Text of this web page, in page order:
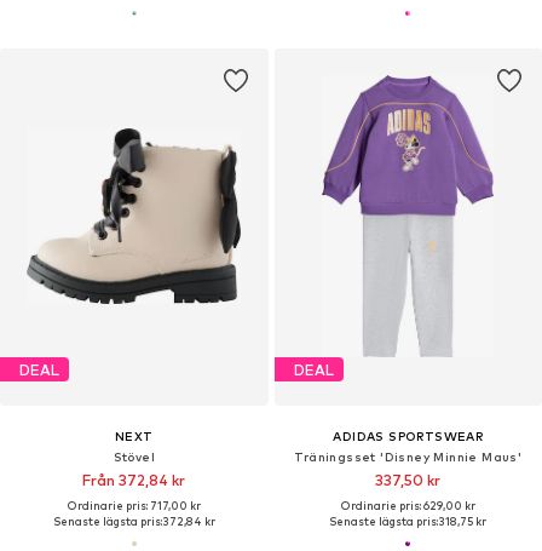
DEAL
NEXT
Stövel
Från 372,84 kr
Ordinarie pris: 717,00 kr
Senaste lägsta pris:372,84 kr
DEAL
ADIDAS SPORTSWEAR
Träningsset 'Disney Minnie Maus'
337,50 kr
Ordinarie pris: 629,00 kr
Senaste lägsta pris:318,75 kr